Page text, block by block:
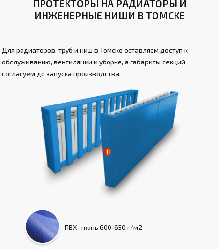
ПРОТЕКТОРЫ НА РАДИАТОРЫ И
ИНЖЕНЕРНЫЕ НИШИ В ТОМСКЕ
Для радиаторов, труб и ниш в Томске оставляем доступ к
обслуживанию, вентиляции и уборке, а габариты секций
согласуем до запуска производства.
ПВХ-ткань 600-650 г/м2